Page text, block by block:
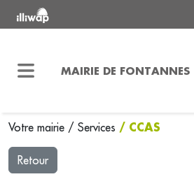
MAIRIE DE FONTANNES
Votre mairie / Services / CCAS
Retour